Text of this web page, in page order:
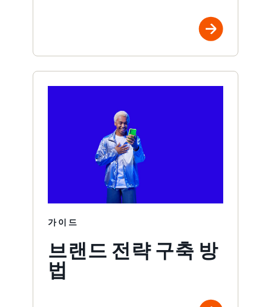
가이드
브랜드 전략 구축 방
법